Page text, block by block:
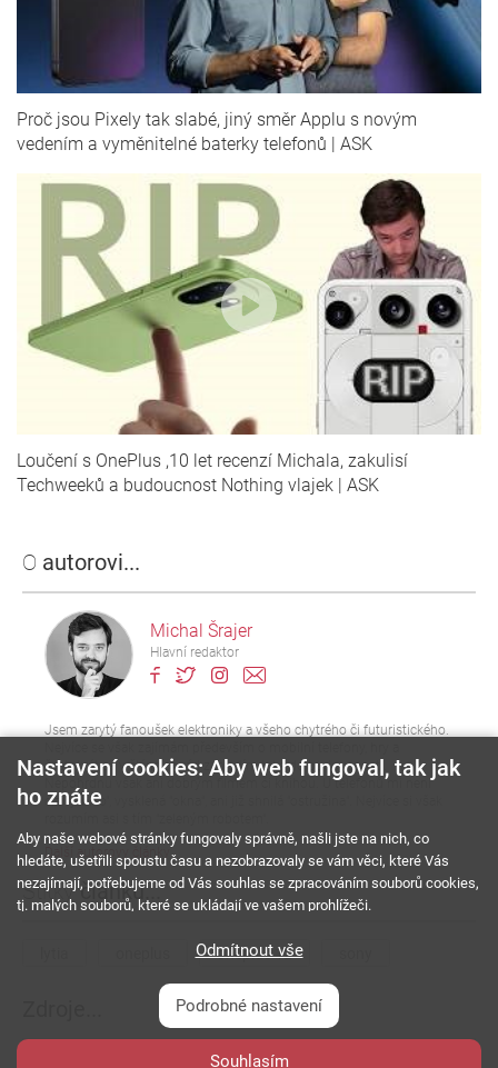
O autorovi...
Michal Šrajer
Hlavní redaktor
Jsem zarytý fanoušek elektroniky a všeho chytrého či futuristického.
častokrát se v článcích rád zahledím také do budoucnosti.
Nepohrdnu však ani dobrým filmem či knihou. U telefonů mi není
cízí "jablko", vysklená "okna", ani již shnilá "ostružina". Nejvíce si však
Další autorovy články
Štítkyčlánku...
oneplus 12
Proč jsou Pixely tak slabé, jiný směr Applu s novým
vedením a vyměnitelné baterky telefonů | ASK
Loučení s OnePlus ,10 let recenzí Michala, zakulisí
Techweeků a budoucnost Nothing vlajek | ASK
Nastavení cookies: Aby web fungoval, tak jak
ho znáte
Aby naše webové stránky fungovaly správně, našli jste na nich, co
hledáte, ušetřili spoustu času a nezobrazovaly se vám věci, které Vás
nezajímají, potřebujeme od Vás souhlas se zpracováním souborů cookies,
tj. malých souborů, které se ukládají ve vašem prohlížeči.
Odmítnout vše
Podrobné nastavení
Souhlasím